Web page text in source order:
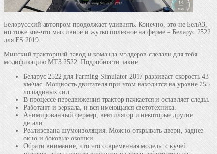
Белорусский автопром продолжает удивлять. Конечно, это не БелАЗ,
но тоже кое-что массивное и жутко полезное на ферме – Беларус 2522
для FS 2019.
Минский тракторный завод и команда моддеров сделали для тебя
модификацию МТЗ 2522. Подробности такие:
Беларус 2522 для Farming Simulator 2017 развивает скорость 43
км/час. Мощность двигателя при этом находится на уровне 255
лошадиных сил.
В процессе передвижения трактор пачкается и оставляет следы.
Работают и зеркала, и вся имеющаяся светотехника.
Анимированный фермер, вентилятор и некоторые другие
детали.
Реализована шумоизоляция. Можно открывать двери, заднее
окно и боковые окошки.
Обрати внимание, что это современная модель: с кучей